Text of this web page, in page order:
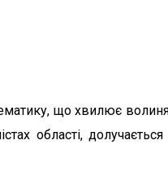
що хвилює
області,